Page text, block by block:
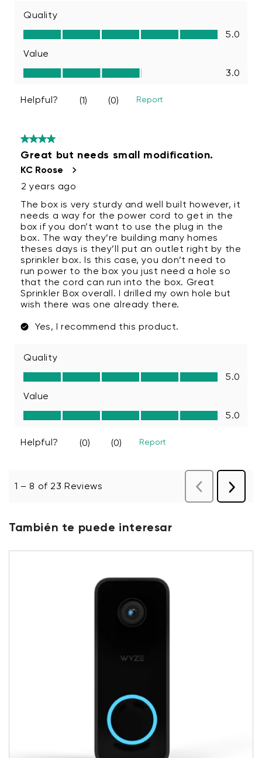
También te puede interesar